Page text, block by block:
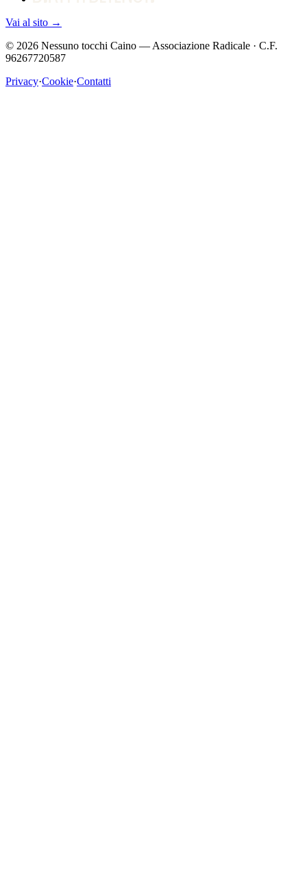
Vai al sito →
© 2026 Nessuno tocchi Caino — Associazione Radicale · C.F.
96267720587
Privacy·Cookie·Contatti